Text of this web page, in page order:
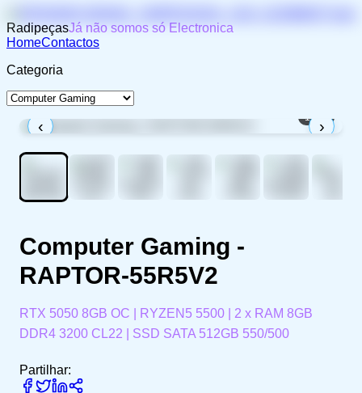
RadipeçasJá não somos só Electronica
HomeContactos
Categoria
‹ ›
1/
Computer Gaming -
RAPTOR-55R5V2
RTX 5050 8GB OC | RYZEN5 5500 | 2 x RAM 8GB
DDR4 3200 CL22 | SSD SATA 512GB 550/500
Partilhar: